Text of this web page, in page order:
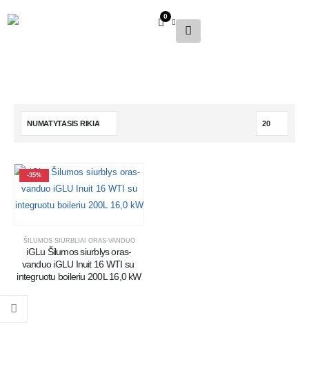
0
-35%
ŠILUMOS SIURBLIAI ORAS-VANDUO
iGLu Šilumos siurblys oras-
vanduo iGLU Inuit 16 WTI su
integruotu boileriu 200L 16,0 kW